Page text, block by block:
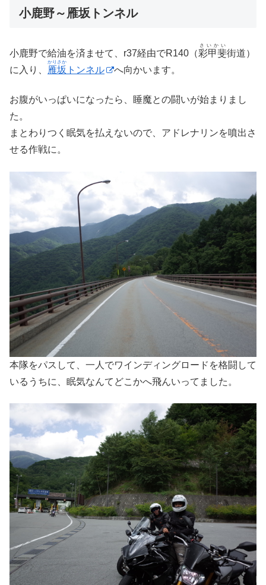
小鹿野～雁坂トンネル
小鹿野で給油を済ませて、r37経由でR140（彩甲斐
さいかい
街道）
に入り、
雁坂
かりさか
トンネル へ向かいます。
お腹がいっぱいになったら、睡魔との闘いが始まりまし
た。
まとわりつく眠気を払えないので、アドレナリンを噴出さ
せる作戦に。
本隊をパスして、一人でワインディングロードを格闘して
いるうちに、眠気なんてどこかへ飛んいってました。